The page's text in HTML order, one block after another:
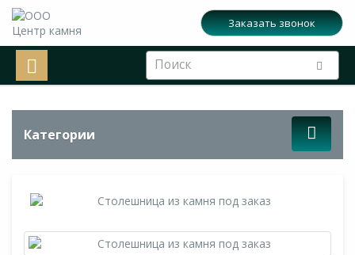
Заказать звонок
Категории